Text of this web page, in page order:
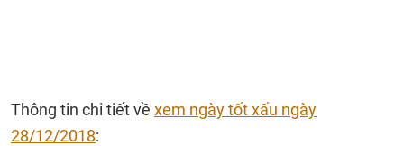
Thông tin chi tiết về xem ngày tốt xấu ngày
28/12/2018: